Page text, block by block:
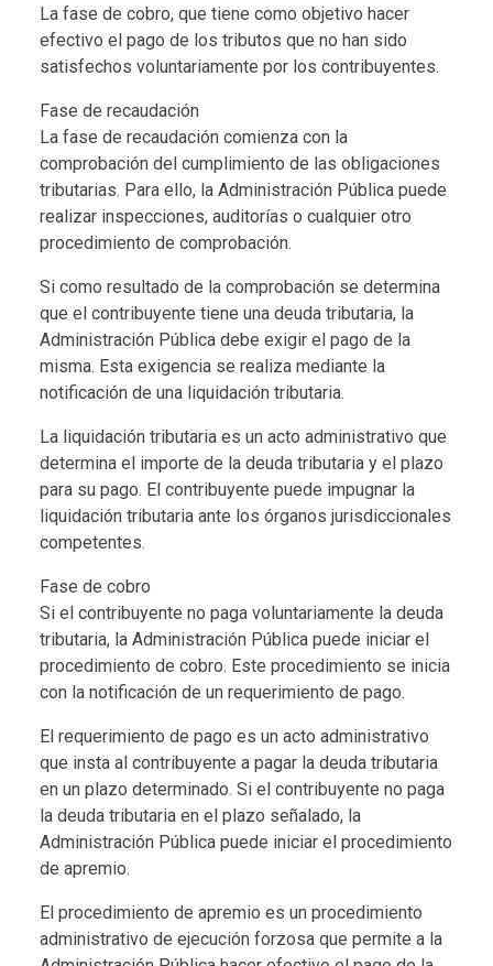
La fase de cobro, que tiene como objetivo hacer
efectivo el pago de los tributos que no han sido
satisfechos voluntariamente por los contribuyentes.
Fase de recaudación
La fase de recaudación comienza con la
comprobación del cumplimiento de las obligaciones
tributarias. Para ello, la Administración Pública puede
realizar inspecciones, auditorías o cualquier otro
procedimiento de comprobación.
Si como resultado de la comprobación se determina
que el contribuyente tiene una deuda tributaria, la
Administración Pública debe exigir el pago de la
misma. Esta exigencia se realiza mediante la
notificación de una liquidación tributaria.
La liquidación tributaria es un acto administrativo que
determina el importe de la deuda tributaria y el plazo
para su pago. El contribuyente puede impugnar la
liquidación tributaria ante los órganos jurisdiccionales
competentes.
Fase de cobro
Si el contribuyente no paga voluntariamente la deuda
tributaria, la Administración Pública puede iniciar el
procedimiento de cobro. Este procedimiento se inicia
con la notificación de un requerimiento de pago.
El requerimiento de pago es un acto administrativo
que insta al contribuyente a pagar la deuda tributaria
en un plazo determinado. Si el contribuyente no paga
la deuda tributaria en el plazo señalado, la
Administración Pública puede iniciar el procedimiento
de apremio.
El procedimiento de apremio es un procedimiento
administrativo de ejecución forzosa que permite a la